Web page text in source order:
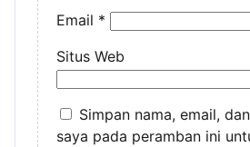
Email *
Situs Web
Simpan nama, email,
saya pada peramban ini